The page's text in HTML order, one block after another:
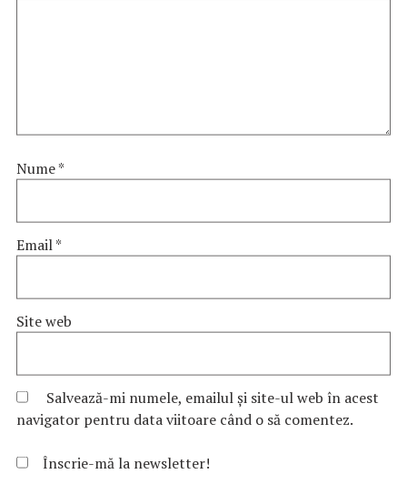
Nume*
Email*
Site web
Salvează-mi numele, emailul și site-ul web în acest
navigator pentru data viitoare când o să comentez.
Înscrie-mă la newsletter!